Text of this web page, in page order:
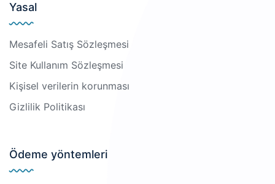
Yasal
Mesafeli Satış Sözleşmesi
Site Kullanım Sözleşmesi
Kişisel verilerin korunması
Gizlilik Politikası
Ödeme yöntemleri